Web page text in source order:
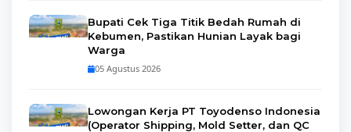
Bupati Cek Tiga Titik Bedah Rumah di
Kebumen, Pastikan Hunian Layak bagi
Warga
05 Agustus 2026
Lowongan Kerja PT Toyodenso Indonesia
(Operator Shipping, Mold Setter, dan QC